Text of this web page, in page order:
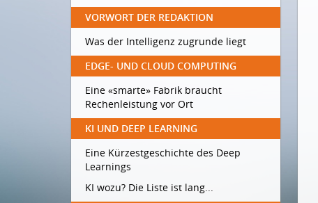
VORWORT DER REDAKTION
Was der Intelligenz zugrunde liegt
EDGE- UND CLOUD COMPUTING
Eine «smarte» Fabrik braucht
Rechenleistung vor Ort
KI UND DEEP LEARNING
Eine Kürzestgeschichte des Deep
Learnings
KI wozu? Die Liste ist lang...